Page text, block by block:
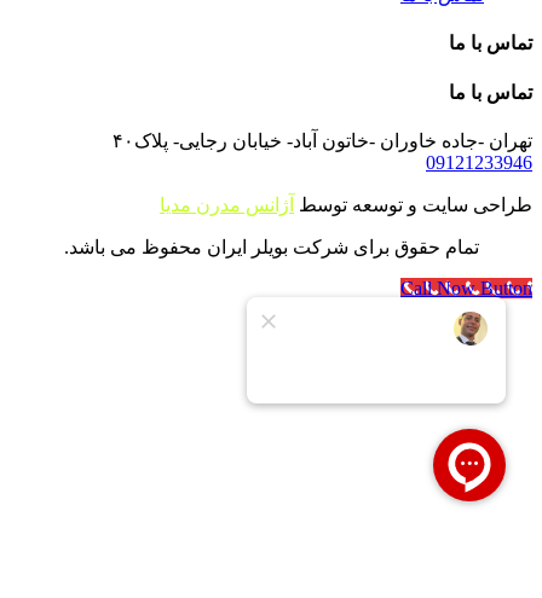
تماس با ما
تماس با ما
تهران -جاده خاوران -خاتون آباد- خیابان رجایی- پلاک۴۰
09121233946
طراحی سایت و توسعه توسط آژانس مدرن مدیا
تمام حقوق برای شرکت بویلر ایران محفوظ می باشد.
Call Now Button